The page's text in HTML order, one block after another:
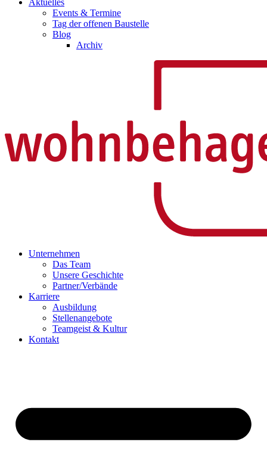
Aktuelles
Events & Termine
Tag der offenen Baustelle
Blog
Archiv
Unternehmen
Das Team
Unsere Geschichte
Partner/Verbände
Karriere
Ausbildung
Stellenangebote
Teamgeist & Kultur
Kontakt